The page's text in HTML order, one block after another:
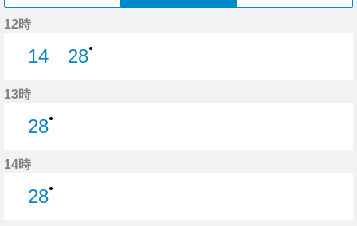
12時
14
28●
13時
28●
14時
28●